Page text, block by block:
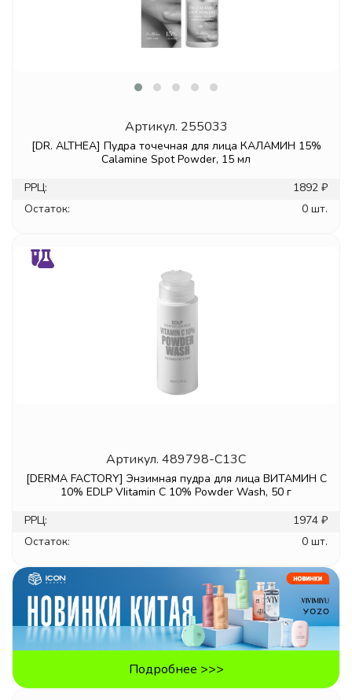
Артикул. 255033
[DR. ALTHEA] Пудра точечная для лица КАЛАМИН 15%
Calamine Spot Powder, 15 мл
РРЦ:
1892 ₽
Остаток:
0 шт.
Артикул. 489798-C13C
[DERMA FACTORY] Энзимная пудра для лица ВИТАМИН С
10% EDLP VIitamin C 10% Powder Wash, 50 г
РРЦ:
1974 ₽
Остаток:
0 шт.
Подробнее >>>